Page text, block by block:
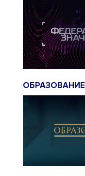
ОБРАЗОВАНИЕ